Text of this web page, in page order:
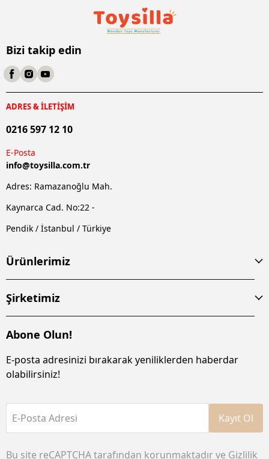
Bizi takip edin
ADRES & İLETİŞİM
0216 597 12 10
E-Posta
info@toysilla.com.tr
Adres: Ramazanoğlu Mah.
Kaynarca Cad. No:22 -
Pendik / İstanbul / Türkiye
Ürünlerimiz
Şirketimiz
Abone Olun!
E-posta adresinizi bırakarak yeniliklerden haberdar
olabilirsiniz!
E-Posta Adresi Kayıt Ol
Bu site reCAPTCHA tarafından korunmaktadır ve Gizlilik